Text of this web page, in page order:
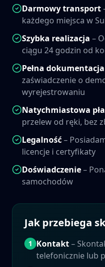
Darmowy transport
każdego miejsca w
Szybka realizacja –
ciągu 24 godzin od
Pełna dokumentacja
zaświadczenie o
wyrejestrowaniu
Natychmiastowa
przelew od ręki, bez
Legalność–
licencje i certyfikaty
Doświadczenie–
samochodów
Jak przebiega
1 Kontakt–
telefonicznie lub